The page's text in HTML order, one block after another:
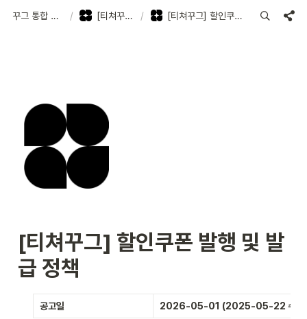
꾸그 통합 고객지원센터 / [티쳐꾸그] 운영 정책 / [티쳐꾸그] 할인쿠폰 발행 및 발급 정책
[티쳐꾸그] 할인쿠폰 발행 및 발
급 정책
공고일 2026-05-01 (2025-05-22 수정)